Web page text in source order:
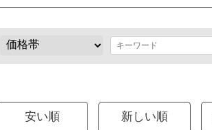
安い順 新しい順